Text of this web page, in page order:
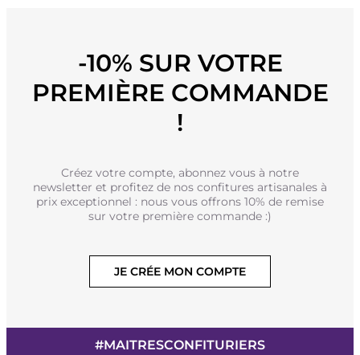
-10% SUR VOTRE
PREMIÈRE COMMANDE
!
Créez votre compte, abonnez vous à notre
newsletter et profitez de nos confitures artisanales à
prix exceptionnel : nous vous offrons 10% de remise
sur votre première commande :)
JE CRÉE MON COMPTE
#MAITRESCONFITURIERS